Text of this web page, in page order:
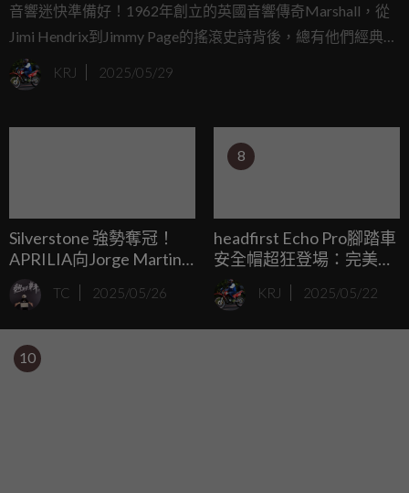
音響迷快準備好！1962年創立的英國音響傳奇Marshall，從
Jimi Hendrix到Jimmy Page的搖滾史詩背後，總有他們經典擴
音器的身影。2010年代，他們推出藍牙音箱和耳機，把那股
復古風和頂級音質帶進個人生活，現在2025年，他們更大手
KRJ 2025/05/29
Silverstone 強勢奪冠！
APRILIA向Jorge Martin
傳遞訊息：我們的賽車能
贏！
TC 2025/05/26
8
headfirst Echo Pro腳踏車
安全帽超狂登場：完美貼
合頭型、多次撞擊照樣
硬！2025 Kickstarter火熱
KRJ 2025/05/22
10